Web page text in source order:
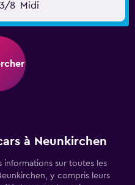
8 Midi
à Neunkirchen
informations sur toutes les
y compris leurs